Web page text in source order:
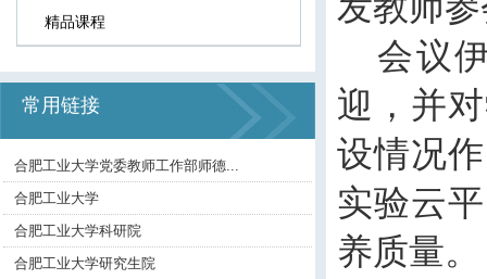
精品课程
常用链接
合肥工业大学党委教师工作部师德...
合肥工业大学
合肥工业大学科研院
合肥工业大学研究生院
会议
迎，并
设情况
实验云
养质量。